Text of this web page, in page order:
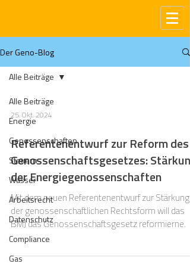
Der Geno-Blog
Alle Beiträge
Energie
Genossenschaften
Steuern
Wasser
Arbeitsrecht
Datenschutz
Compliance
Gas
Alle Beiträge
25. Okt. 2024
Referentenentwurf zur Reform des
Genossenschaftsgesetzes: Stärkung
der Energiegenossenschaften
Mit dem neuen Referentenentwurf zur Stärkung
der genossenschaftlichen Rechtsform will das
BMJ das Genossenschaftsgesetz reformierne.